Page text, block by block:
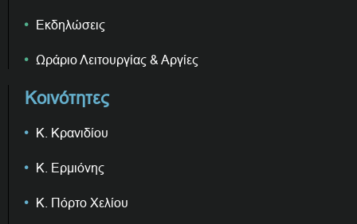
Εκδηλώσεις
Ωράριο Λειτουργίας & Αργίες
Κοινότητες
Κ. Κρανιδίου
Κ. Ερμιόνης
Κ. Πόρτο Χελίου